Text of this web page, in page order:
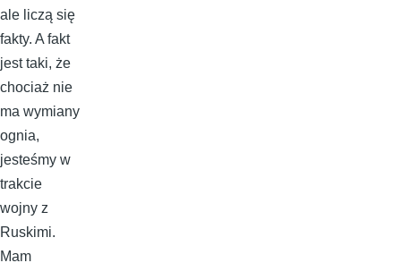
ale liczą się
fakty. A fakt
jest taki, że
chociaż nie
ma wymiany
ognia,
jesteśmy w
trakcie
wojny z
Ruskimi.
Mam